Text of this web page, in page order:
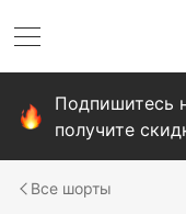
Подпишитесь
получите
шорты